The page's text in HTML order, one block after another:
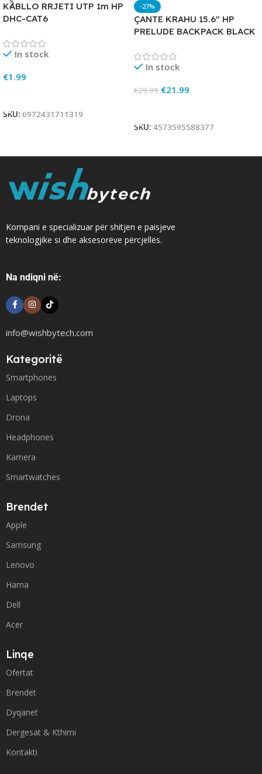
KABLLO RRJETI UTP 1m HP
DHC-CAT6
In stock
€1.99
SKU: 6972431711319
-27%
ÇANTE KRAHU 15.6″ HP
PRELUDE BACKPACK BLACK
In stock
€29.99 €21.99
SKU: 4573595588377
Kompani e specializuar për shitjen e paisjeve
teknologjike si dhe aksesorëve përcjellës.
Na ndiqni në:
info@wishbytech.com
Kategoritë
Smartphones
Laptops
Drona
Headphones
Kamera
Smartwatches
Brendet
Apple
Samsung
Lenovo
Hama
Dell
Acer
Linqe
Ofertat
Brendet
Dyqanet
Dergesat & Kthimi
Kontakti